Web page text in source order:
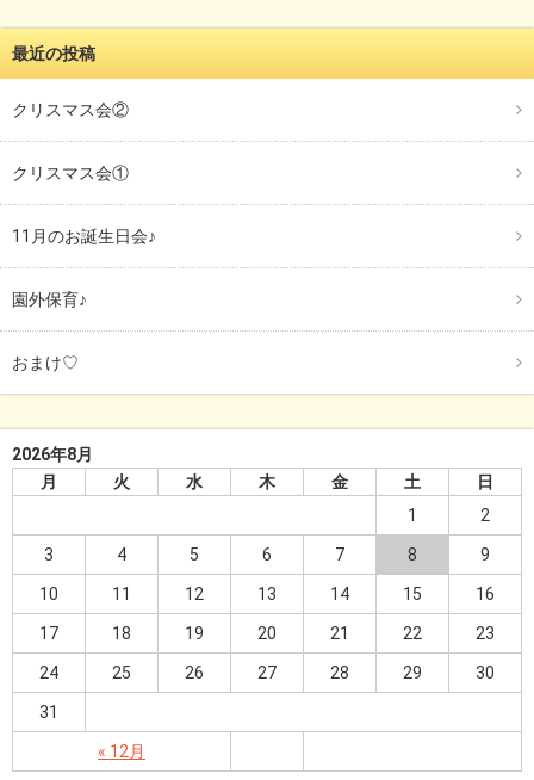
最近の投稿
クリスマス会②
クリスマス会①
11月のお誕生日会♪
園外保育♪
おまけ♡
2026年8月
月
火 水 木 金 土 日
« 12月
1 2
3 4 5 6 7 8 9
10 11 12 13 14 15 16
17 18 19 20 21 22 23
24 25 26 27 28 29 30
31